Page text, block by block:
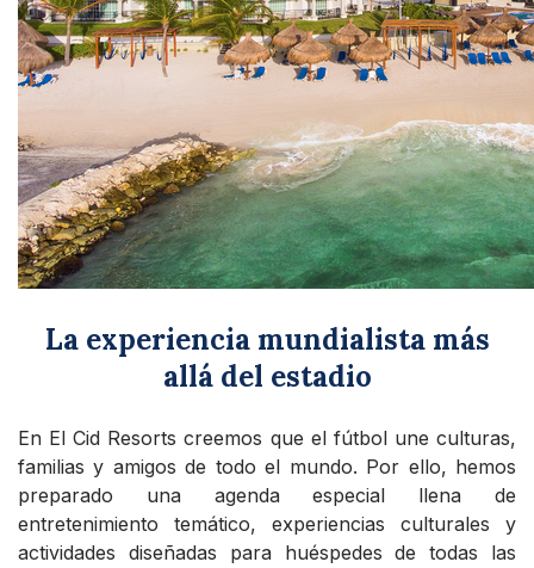
La experiencia mundialista más
allá del estadio
En El Cid Resorts creemos que el fútbol une culturas,
familias y amigos de todo el mundo. Por ello, hemos
preparado una agenda especial llena de
entretenimiento temático, experiencias culturales y
actividades diseñadas para huéspedes de todas las